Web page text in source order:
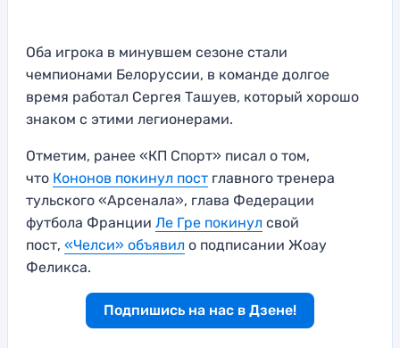
Оба игрока в минувшем сезоне стали
чемпионами Белоруссии, в команде долгое
время работал Сергея Ташуев, который хорошо
знаком с этими легионерами.
Отметим, ранее «КП Спорт» писал о том,
что Кононов покинул пост главного тренера
тульского «Арсенала», глава Федерации
футбола Франции Ле Гре покинул свой
пост, «Челси» объявил о подписании Жоау
Феликса.
Подпишись на нас в Дзене!